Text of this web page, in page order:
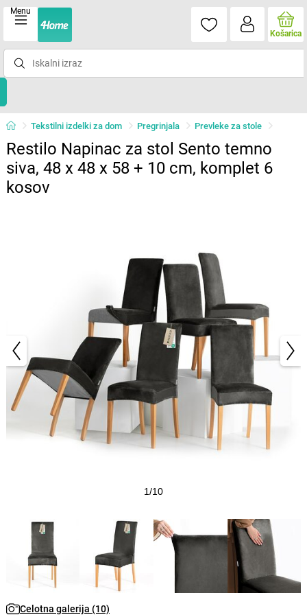
Menu
Košarica
Tekstilni izdelki za dom Pregrinjala Prevleke za stole
Restilo Napinac za stol Sento temno
siva, 48 x 48 x 58 + 10 cm, komplet 6
kosov
1/10
Celotna galerija (10)